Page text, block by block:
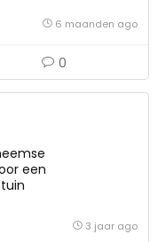
6 maanden ago
0
een
3 jaar ago